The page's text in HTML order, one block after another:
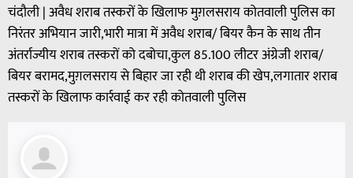
चंदौली | अवैध शराब तस्करों के खिलाफ मुग़लसराय कोतवाली पुलिस का
निरंतर अभियान जारी,भारी मात्रा में अवैध शराब/ बियर कैन के साथ तीन
अंतर्राज्यीय शराब तस्करों को दबोचा,कुल 85.100 लीटर अंग्रेजी शराब/
बियर बरामद,मुग़लसराय से बिहार जा रही थी शराब की खेप,लगातार शराब
तस्करों के खिलाफ कार्रवाई कर रही कोतवाली पुलिस